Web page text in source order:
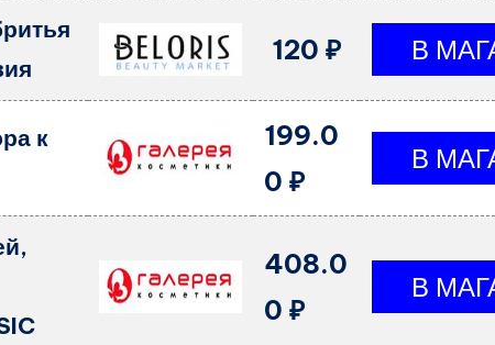
120 ₽
к
199.0
0 ₽
408.0
0 ₽